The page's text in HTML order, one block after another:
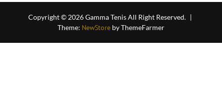
Copyright © 2026 Gamma Tenis All Right Reserved. |
Theme: NewStore by ThemeFarmer